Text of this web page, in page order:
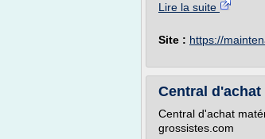
Lire la suite
Site : https://
Central
Central d'achat
grossistes.com